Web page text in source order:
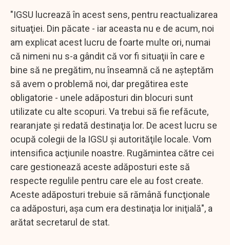
"IGSU lucrează în acest sens, pentru reactualizarea
situaţiei. Din păcate - iar aceasta nu e de acum, noi
am explicat acest lucru de foarte multe ori, numai
că nimeni nu s-a gândit că vor fi situaţii în care e
bine să ne pregătim, nu înseamnă că ne aşteptăm
să avem o problemă noi, dar pregătirea este
obligatorie - unele adăposturi din blocuri sunt
utilizate cu alte scopuri. Va trebui să fie refăcute,
rearanjate şi redată destinaţia lor. De acest lucru se
ocupă colegii de la IGSU şi autorităţile locale. Vom
intensifica acţiunile noastre. Rugămintea către cei
care gestionează aceste adăposturi este să
respecte regulile pentru care ele au fost create.
Aceste adăposturi trebuie să rămână funcţionale
ca adăposturi, aşa cum era destinaţia lor iniţială", a
arătat secretarul de stat.